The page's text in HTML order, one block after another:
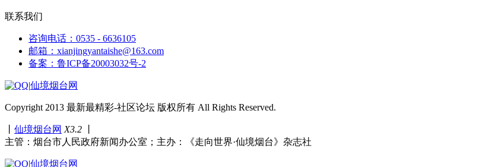
联系我们
咨询电话：0535 - 6636105
邮箱：xianjingyantaishe@163.com
备案：鲁ICP备20003032号-2
|仙境烟台网
Copyright 2013 最新最精彩-社区论坛 版权所有 All Rights Reserved.
仙境烟台网 X3.2
主管：烟台市人民政府新闻办公室；主办：《走向世界·仙境烟台》杂志社
|仙境烟台网